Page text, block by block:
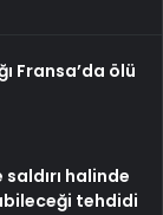
Fransa’da ölü
halinde
tehdidi